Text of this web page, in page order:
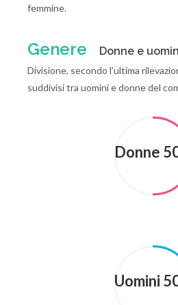
femmine.
Genere Donne e
Divisione, secondo l'ultima
suddivisi tra uomini e donne del
Donne
Uomini